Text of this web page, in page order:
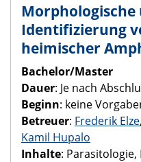
Identifizierung
heimischer
Bachelor/Master
Dauer: Je nach
Beginn: keine
Betreuer: Frederik Elze,
Kamil Hupalo
Inhalte: